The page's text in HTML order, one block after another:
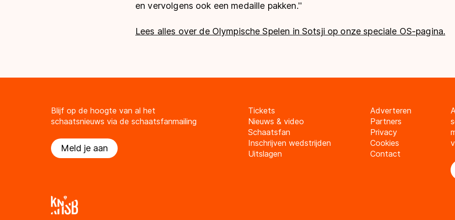
en vervolgens ook een medaille pakken.''
Lees alles over de Olympische Spelen in Sotsji op onze speciale OS-pagina.
Blijf op de hoogte van al het
schaatsnieuws via de schaatsfanmailing
Meld je aan
Tickets
Nieuws & video
Schaatsfan
Inschrijven wedstrijden
Uitslagen
Adverteren
Partners
Privacy
Cookies
Contact